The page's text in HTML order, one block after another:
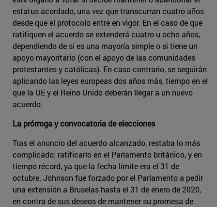
estatus acordado, una vez que transcurran cuatro años
desde que el protocolo entre en vigor. En el caso de que
ratifiquen el acuerdo se extenderá cuatro u ocho años,
dependiendo de si es una mayoría simple o si tiene un
apoyo mayoritario (con el apoyo de las comunidades
protestantes y católicas). En caso contrario, se seguirán
aplicando las leyes europeas dos años más, tiempo en el
que la UE y el Reino Unido deberán llegar a un nuevo
acuerdo.
La prórroga y convocatoria de elecciones
Tras el anuncio del acuerdo alcanzado, restaba lo más
complicado: ratificarlo en el Parlamento británico, y en
tiempo récord, ya que la fecha límite era el 31 de
octubre. Johnson fue forzado por el Parlamento a pedir
una extensión a Bruselas hasta el 31 de enero de 2020,
en contra de sus deseos de mantener su promesa de